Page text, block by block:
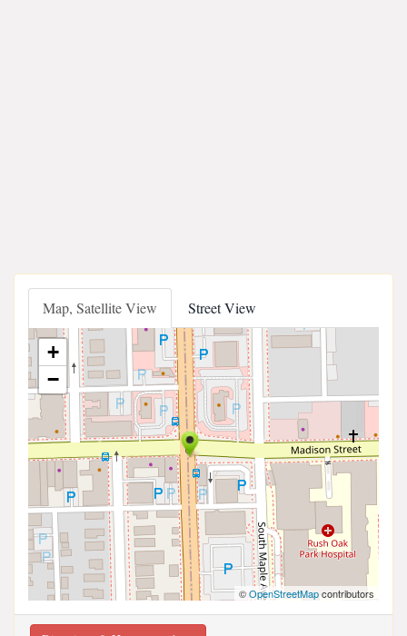
Map, Satellite View Street View
+
−
©OpenStreetMapcontributors